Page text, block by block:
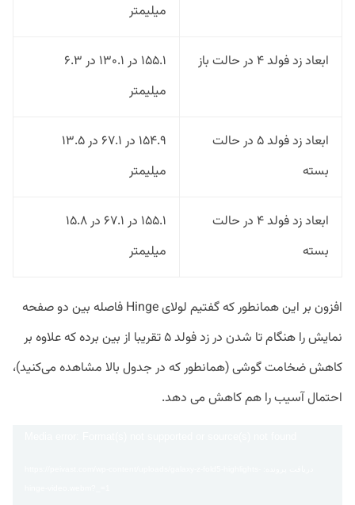
میلیمتر
ابعاد زد فولد ۴ در حالت باز
۱۵۵.۱ در ۱۳۰.۱ در ۶.۳
میلیمتر
ابعاد زد فولد ۵ در حالت
بسته
۱۵۴.۹ در ۶۷.۱ در ۱۳.۵
میلیمتر
ابعاد زد فولد ۴ در حالت
بسته
۱۵۵.۱ در ۶۷.۱ در ۱۵.۸
میلیمتر
افزون بر این همانطور که گفتیم لولای Hinge فاصله بین دو صفحه
نمایش را هنگام تا شدن در زد فولد ۵ تقریبا از بین برده که علاوه بر
کاهش ضخامت گوشی (همانطور که در جدول بالا مشاهده می‌کنید)،
احتمال آسیب را هم کاهش می دهد.